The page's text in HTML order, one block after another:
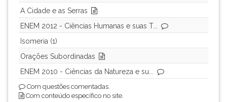
A Cidade e as Serras
ENEM 2012 - Ciências Humanas e suas T...
Isomeria (1)
Orações Subordinadas
ENEM 2010 - Ciências da Natureza e su...
Com questões comentadas.
Com conteúdo específico no site.